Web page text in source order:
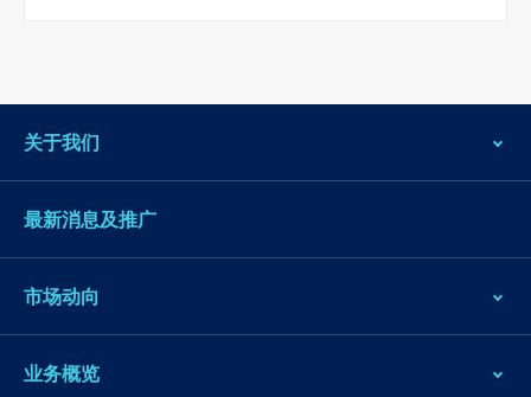
关于我们
最新消息及推广
市场动向
业务概览